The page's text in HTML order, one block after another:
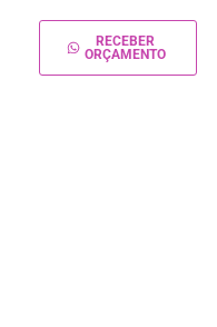
RECEBER
ORÇAMENTO